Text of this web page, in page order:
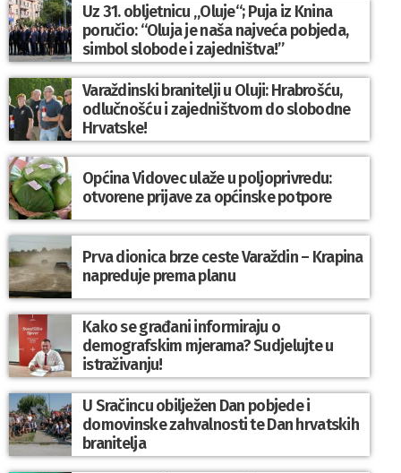
Uz 31. obljetnicu „Oluje“; Puja iz Knina
poručio: “Oluja je naša najveća pobjeda,
simbol slobode i zajedništva!”
Varaždinski branitelji u Oluji: Hrabrošću,
odlučnošću i zajedništvom do slobodne
Hrvatske!
Općina Vidovec ulaže u poljoprivredu:
otvorene prijave za općinske potpore
Prva dionica brze ceste Varaždin – Krapina
napreduje prema planu
Kako se građani informiraju o
demografskim mjerama? Sudjelujte u
istraživanju!
U Sračincu obilježen Dan pobjede i
domovinske zahvalnosti te Dan hrvatskih
branitelja